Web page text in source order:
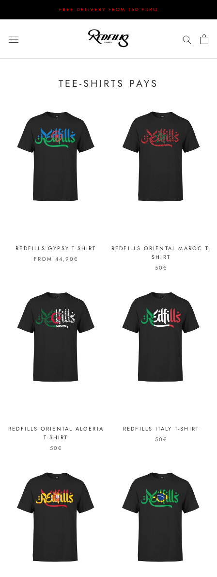
FREE DELIVERY FROM 150 EURO
TEE-SHIRTS PAYS
REDFILLS GYPSY T-SHIRT
FROM 44,90€
REDFILLS ORIENTAL MAROC T-
SHIRT
50€
REDFILLS ORIENTAL ALGERIA
T-SHIRT
50€
REDFILLS ITALY T-SHIRT
50€